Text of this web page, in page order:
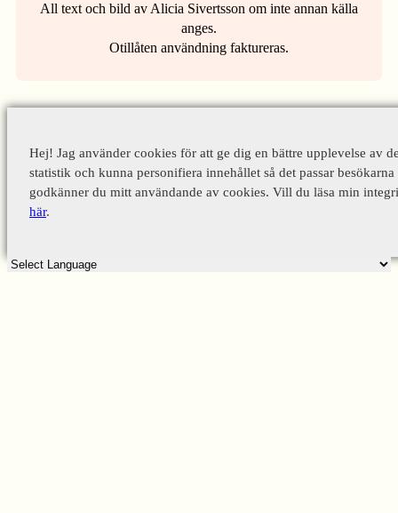
All text och bild av Alicia Sivertsson om inte annan källa
anges.
Otillåten användning faktureras.
Hej! Jag använder cookies för att ge dig en bättre upplevelse av
statistik och kunna personifiera innehållet så det passar
godkänner du mitt användande av cookies. Vill du läsa min
här.